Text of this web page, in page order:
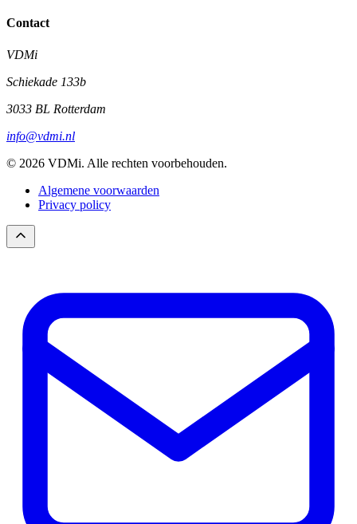
Contact
VDMi
Schiekade 133b
3033 BL Rotterdam
info@vdmi.nl
© 2026 VDMi. Alle rechten voorbehouden.
Algemene voorwaarden
Privacy policy